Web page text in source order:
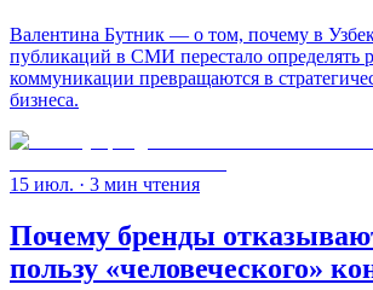
Валентина Бутник — о том, почему в
публикаций в СМИ перестало определять
коммуникации превращаются в
бизнеса.
15 июл. · 3 мин чтения
Почему бренды
пользу «человеческого»